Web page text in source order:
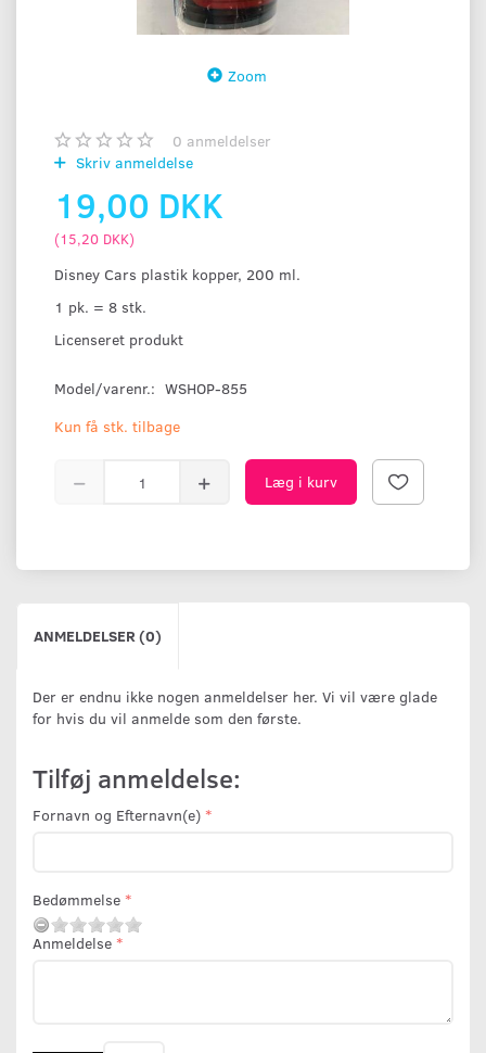
Zoom
0 anmeldelser
Skriv anmeldelse
19,00 DKK
(15,20 DKK)
Disney Cars plastik kopper, 200 ml.
1 pk. = 8 stk.
Licenseret produkt
Model/varenr.: WSHOP-855
Kun få stk. tilbage
Læg i kurv
ANMELDELSER (0)
Der er endnu ikke nogen anmeldelser her. Vi vil være glade
for hvis du vil anmelde som den første.
Tilføj anmeldelse:
Fornavn og Efternavn(e)
Bedømmelse
Anmeldelse